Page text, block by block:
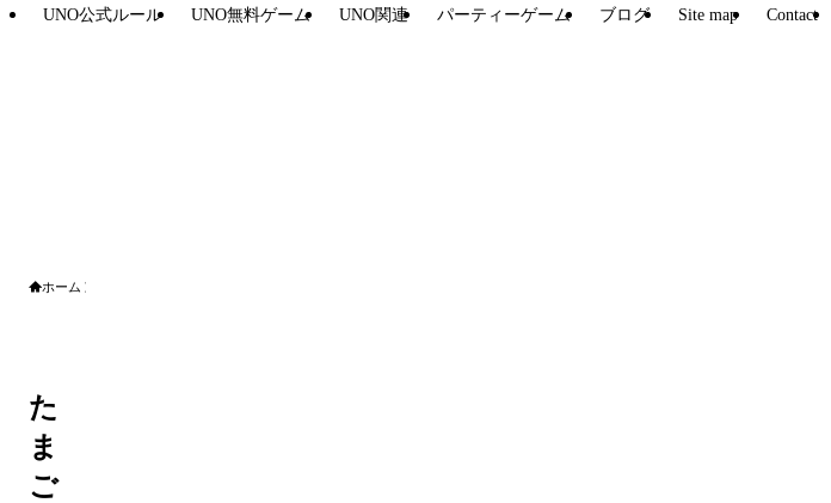
UNO公式ルール UNO無料ゲーム UNO関連 パーティーゲーム ブログ Site map Contact
ホーム
た
ま
ご